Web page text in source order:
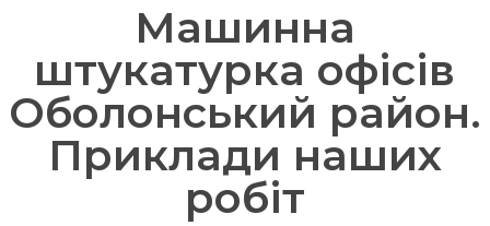
Машинна
штукатурка офісів
Оболонський район.
Приклади наших
робіт